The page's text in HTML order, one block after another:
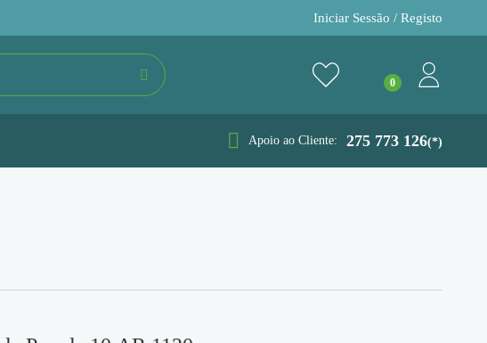
Iniciar Sessão / Registo
Apoio ao Cliente: 275 773 126(*)